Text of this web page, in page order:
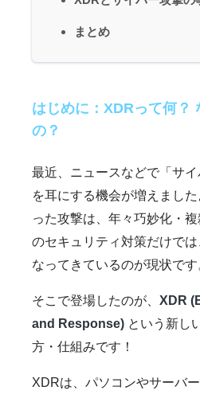
まとめ
はじめに：XDRって何？
の？
最近、ニュースなどで「サ
を耳にする機会が増えまし
った攻撃は、年々巧妙化・
のセキュリティ対策だけでは
なってきているのが現状です
そこで登場したのが、 XDR
and Response) という新し
方・仕組みです！
XDRは、パソコンやサーバ